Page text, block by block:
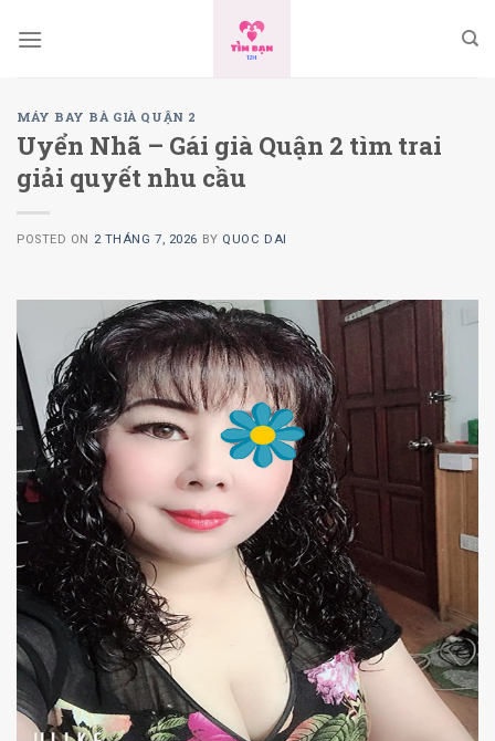
MÁY BAY BÀ GIÀ QUẬN 2
Uyển Nhã – Gái già Quận 2 tìm trai
giải quyết nhu cầu
POSTED ON 2 THÁNG 7, 2026 BY QUOC DAI